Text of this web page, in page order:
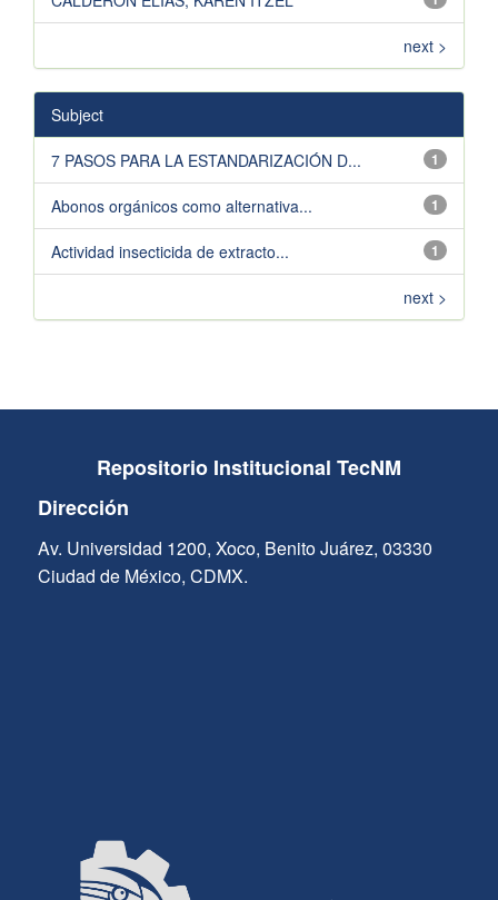
next >
Subject
1
7 PASOS PARA LA ESTANDARIZACIÓN D...
1
Abonos orgánicos como alternativa...
1
Actividad insecticida de extracto...
next >
Repositorio Institucional TecNM
Dirección
Av. Universidad 1200, Xoco, Benito Juárez, 03330
Ciudad de México, CDMX.